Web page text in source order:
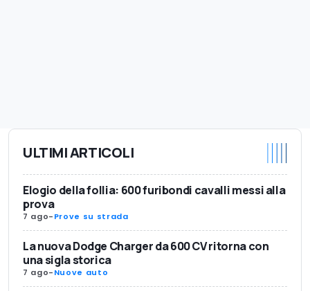
ULTIMI ARTICOLI
Elogio della follia: 600 furibondi cavalli messi alla
prova
7 ago-Prove su strada
La nuova Dodge Charger da 600 CV ritorna con
una sigla storica
7 ago-Nuove auto